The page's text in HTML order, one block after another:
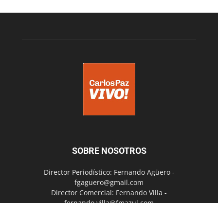
SOBRE NOSOTROS
Director Periodístico: Fernando Agüero -
fgaguero@gmail.com
Director Comercial: Fernando Villa -